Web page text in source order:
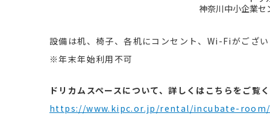
神奈川中小企業セ
設備は机、椅子、各机にコンセント、Wi-Fiがござ
※年末年始利用不可
ドリカムスペースについて、詳しくはこちらをご覧
https://www.kipc.or.jp/rental/incubate-room/